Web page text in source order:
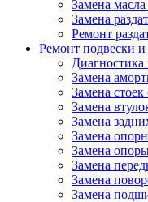
Замена
Замена
Ремонт
Ремонт подвески и
Диагностика
Замена
Замена стоек
Замена
Замена
Замена
Замена
Замена
Замена
Замена